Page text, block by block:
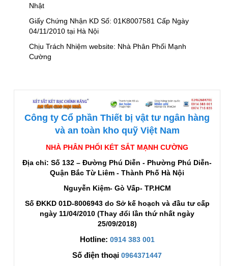
Nhật
Giấy Chứng Nhận KD Số: 01K8007581 Cấp Ngày
04/11/2010 tại Hà Nội
Chịu Trách Nhiệm website: Nhà Phân Phối Mạnh
Cường
Công ty Cổ phần Thiết bị vật tư ngân hàng
và an toàn kho quỹ Việt Nam
NHÀ PHÂN PHỐI KÉT SẮT MẠNH CƯỜNG
Địa chỉ: Số 132 – Đường Phú Diễn - Phường Phú Diễn-
Quận Bắc Từ Liêm - Thành Phố Hà Nội
Nguyễn Kiệm- Gò Vấp- TP.HCM
Số ĐKKD 01D-8006943 do Sở kế hoạch và đầu tư cấp
ngày 11/04/2010 (Thay đổi lần thứ nhất ngày
25/09/2018)
Hotline: 0914 383 001
Số điện thoại 0964371447